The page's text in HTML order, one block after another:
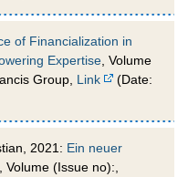
of Financialization in
Expertise , Volume
Group, Link
(Date:
2021: Ein neuer
, Volume (Issue no):,